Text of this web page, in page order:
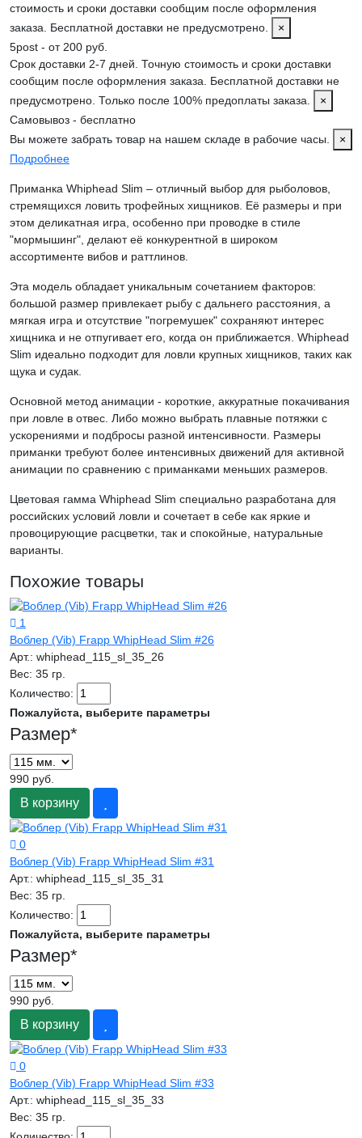
стоимость и сроки доставки сообщим после оформления
заказа. Бесплатной доставки не предусмотрено.
×
5post - от 200 руб.
Срок доставки 2-7 дней. Точную стоимость и сроки доставки
сообщим после оформления заказа. Бесплатной доставки не
предусмотрено. Только после 100% предоплаты заказа.
×
Самовывоз - бесплатно
Вы можете забрать товар на нашем складе в рабочие часы.
×
Подробнее
Приманка Whiphead Slim – отличный выбор для рыболовов,
стремящихся ловить трофейных хищников. Её размеры и при
этом деликатная игра, особенно при проводке в стиле
"мормышинг", делают её конкурентной в широком
ассортименте вибов и раттлинов.
Эта модель обладает уникальным сочетанием факторов:
большой размер привлекает рыбу с дальнего расстояния, а
мягкая игра и отсутствие "погремушек" сохраняют интерес
хищника и не отпугивает его, когда он приближается. Whiphead
Slim идеально подходит для ловли крупных хищников, таких как
щука и судак.
Основной метод анимации - короткие, аккуратные покачивания
при ловле в отвес. Либо можно выбрать плавные потяжки с
ускорениями и подбросы разной интенсивности. Размеры
приманки требуют более интенсивных движений для активной
анимации по сравнению с приманками меньших размеров.
Цветовая гамма Whiphead Slim специально разработана для
российских условий ловли и сочетает в себе как яркие и
провоцирующие расцветки, так и спокойные, натуральные
варианты.
Похожие товары
1
Воблер (Vib) Frapp WhipHead Slim #26
Арт.: whiphead_115_sl_35_26
Вес: 35 гр.
Количество:
Пожалуйста, выберите параметры
Размер*
990 руб.
В корзину
0
Воблер (Vib) Frapp WhipHead Slim #31
Арт.: whiphead_115_sl_35_31
Вес: 35 гр.
Количество:
Пожалуйста, выберите параметры
Размер*
990 руб.
В корзину
0
Воблер (Vib) Frapp WhipHead Slim #33
Арт.: whiphead_115_sl_35_33
Вес: 35 гр.